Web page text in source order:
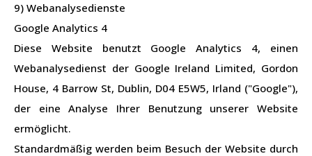
9) Webanalysedienste
Google Analytics 4
Diese Website benutzt Google Analytics 4, einen
Webanalysedienst der Google Ireland Limited, Gordon
House, 4 Barrow St, Dublin, D04 E5W5, Irland ("Google"),
der eine Analyse Ihrer Benutzung unserer Website
ermöglicht.
Standardmäßig werden beim Besuch der Website durch